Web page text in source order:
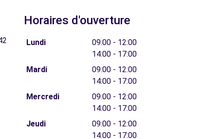
Horaires d'ouverture
Lundi
09:00 - 12:00
14:00 - 17:00
Mardi
09:00 - 12:00
14:00 - 17:00
Mercredi
09:00 - 12:00
14:00 - 17:00
Jeudi
09:00 - 12:00
14:00 - 17:00